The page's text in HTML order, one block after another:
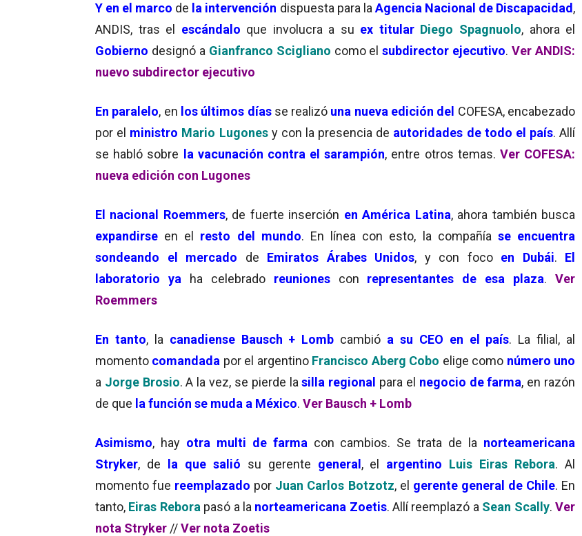
Y en el marco de la intervención dispuesta para la Agencia Nacional de Discapacidad,
ANDIS, tras el escándalo que involucra a su ex titular Diego Spagnuolo, ahora el
Gobierno designó a Gianfranco Scigliano como elsubdirector ejecutivo.Ver ANDIS:
nuevo subdirector ejecutivo
En paralelo, en los últimos días se realizó una nueva edición del COFESA, encabezado
por el ministro Mario Lugonesy con la presencia de autoridades de todo el país. Allí
se habló sobre la vacunación contra el sarampión, entre otros temas. Ver COFESA:
nueva edición con Lugones
El nacional Roemmers, de fuerte inserción en América Latina, ahora también busca
expandirse en el resto del mundo. En línea con esto, la compañía se encuentra
sondeando el mercado de Emiratos Árabes Unidos, y con foco en Dubái. El
laboratorio ya ha celebrado reuniones con representantes de esa plaza. Ver
Roemmers
En tanto, la canadiense Bausch + Lomb cambió a su CEO en el país. La filial, al
momento comandada por el argentino Francisco Aberg Cobo elige como número uno
a Jorge Brosio. A la vez, se pierde lasilla regional para el negocio de farma, en razón
de que la función se muda a México. Ver Bausch + Lomb
Asimismo, hay otra multi de farma con cambios. Se trata de la norteamericana
Stryker, de la que salió su gerente general, el argentino Luis Eiras Rebora. Al
momento fue reemplazado por Juan Carlos Botzotz, el gerente general de Chile. En
tanto, Eiras Rebora pasó a la norteamericana Zoetis. Allí reemplazó a Sean Scally.Ver
nota Stryker //Ver nota Zoetis